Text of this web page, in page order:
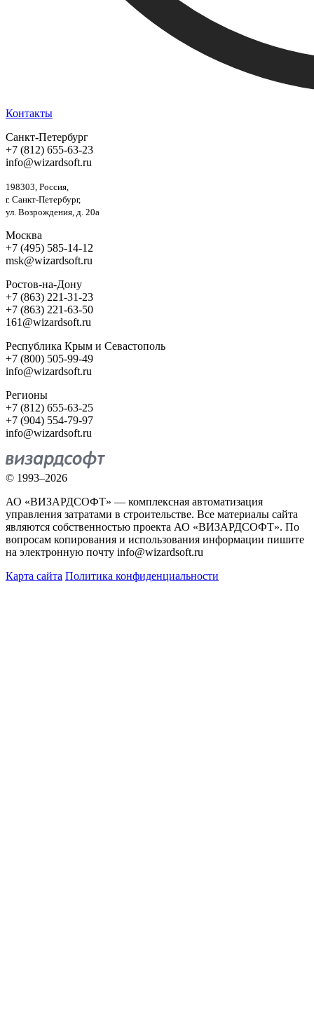
Контакты
Санкт-Петербург
+7 (812) 655-63-23
info@wizardsoft.ru
198303, Россия,
г. Санкт-Петербург,
ул. Возрождения, д. 20а
Москва
+7 (495) 585-14-12
msk@wizardsoft.ru
Ростов-на-Дону
+7 (863) 221-31-23
+7 (863) 221-63-50
161@wizardsoft.ru
Республика Крым и Севастополь
+7 (800) 505-99-49
info@wizardsoft.ru
Регионы
+7 (812) 655-63-25
+7 (904) 554-79-97
info@wizardsoft.ru
© 1993–2026
АО «ВИЗАРДСОФТ» — комплексная автоматизация
управления затратами в строительстве. Все материалы сайта
являются собственностью проекта АО «ВИЗАРДСОФТ». По
вопросам копирования и использования информации пишите
на электронную почту info@wizardsoft.ru
Карта сайта Политика конфиденциальности